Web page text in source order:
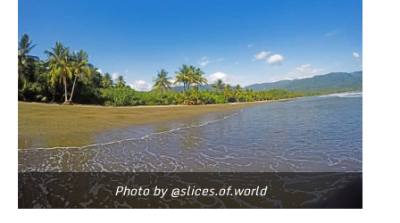
Photo by @slices.of.world